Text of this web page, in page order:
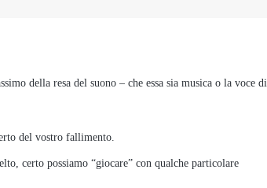
della resa del suono – che essa sia musica o la voce di
del vostro fallimento.
certo possiamo “giocare” con qualche particolare